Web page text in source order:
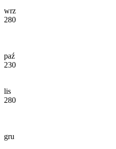
wrz
280
paź
230
lis
280
gru